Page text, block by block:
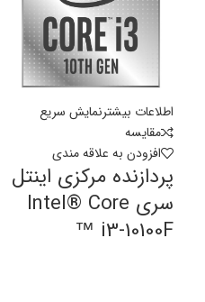
اطلاعات بیشترنمایش سریع
مقايسه
افزودن به علاقه مندی
پردازنده مرکزی اینتل
سری Intel® Core
™ i3-10100F